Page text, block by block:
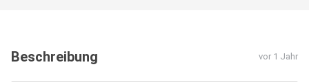
Beschreibung vor 1 Jahr